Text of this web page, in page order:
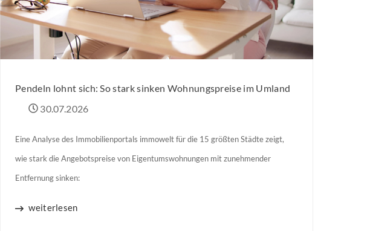
Pendeln lohnt sich: So stark sinken Wohnungspreise im Umland
30.07.2026
Eine Analyse des Immobilienportals immowelt für die 15 größten Städte zeigt,
wie stark die Angebotspreise von Eigentumswohnungen mit zunehmender
Entfernung sinken:
weiterlesen